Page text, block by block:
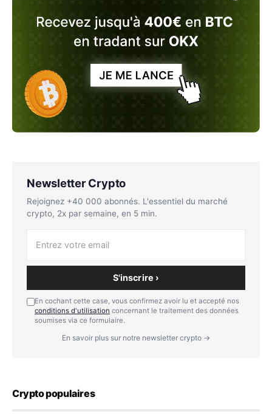
Newsletter Crypto
Rejoignez +40 000 abonnés. L'essentiel du marché
crypto, 2x par semaine, en 5 min.
S'inscrire ›
En cochant cette case, vous confirmez avoir lu et accepté nos
conditions d'utilisation concernant le traitement des données
soumises via ce formulaire.
En savoir plus sur notre newsletter crypto →
Crypto populaires